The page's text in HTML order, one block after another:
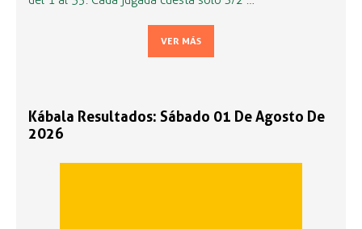
VER MÁS
Kábala Resultados: Sábado 01 De Agosto De
2026